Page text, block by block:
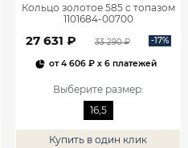
Кольцо золотое 585 с топазом
1101684-00700
27 631 ₽ 33 290 ₽ -17%
от4 606 ₽ x 6 платежей
Выберите размер:
16,5
Купить в один клик